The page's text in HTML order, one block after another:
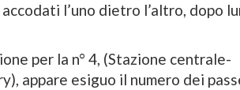
l’uno dietro l’altro, dopo
per la n° 4, (Stazione centrale-
appare esiguo il numero dei